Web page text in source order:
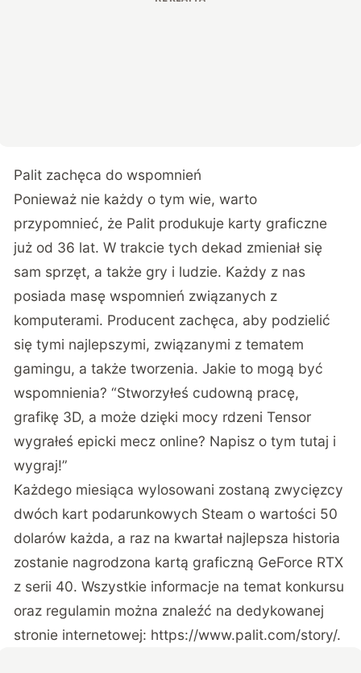
Palit zachęca do wspomnień
Ponieważ nie każdy o tym wie, warto
przypomnieć, że Palit produkuje karty graficzne
już od 36 lat. W trakcie tych dekad zmieniał się
sam sprzęt, a także gry i ludzie. Każdy z nas
posiada masę wspomnień związanych z
komputerami. Producent zachęca, aby podzielić
się tymi najlepszymi, związanymi z tematem
gamingu, a także tworzenia. Jakie to mogą być
wspomnienia? “Stworzyłeś cudowną pracę,
grafikę 3D, a może dzięki mocy rdzeni Tensor
wygrałeś epicki mecz online? Napisz o tym tutaj i
wygraj!”
Każdego miesiąca wylosowani zostaną zwycięzcy
dwóch kart podarunkowych Steam o wartości 50
dolarów każda, a raz na kwartał najlepsza historia
zostanie nagrodzona kartą graficzną GeForce RTX
z serii 40. Wszystkie informacje na temat konkursu
oraz regulamin można znaleźć na dedykowanej
stronie internetowej: https://www.palit.com/story/.